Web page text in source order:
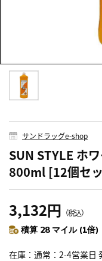
サンドラッグe-shop
SUN STYLE ホ
800ml [12個セ
3,132円 （税込）
積算 28 マイル (1倍)
在庫 通常：2-4営業日